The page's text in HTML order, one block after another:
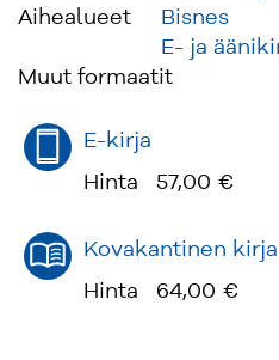
Aihealueet
Bisnes
E- ja
Muut formaatit
E-kirja
Hinta
57,00 €
Kovakantinen kirja
Hinta
64,00 €